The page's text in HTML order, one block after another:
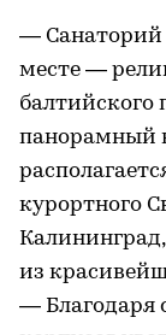
— Санаторий
месте —
балтийского
панорамный
курортного
из
— Благодаря